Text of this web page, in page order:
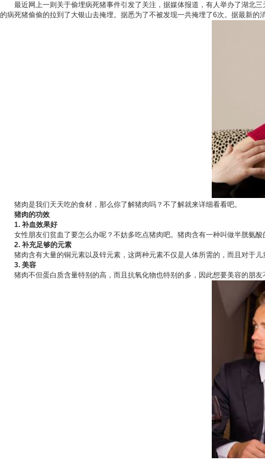
最近网上一则关于偷埋病死猪事件引发了关注，据媒体报道，有人举办了湖北
的病死猪偷偷的拉到了大银山去掩埋。据悉为了不被发现一共掩埋了6次。据最新
猪肉是我们天天吃的食材，那么你了解猪肉吗？不了解就来详细看看吧。
猪肉的功效
1. 补血效果好
女性朋友们贫血 了要怎么办呢？不妨多吃点猪肉吧。猪肉含有一种叫做半胱氨
2. 补充足够的元素
猪肉含有大量的铜元素以及锌元素，这两种元素不仅是人体所需的，而且对于儿
3. 美容
猪肉不但蛋白质含量特别的高，而且抗氧化物也特别的多，因此想要美容的朋友